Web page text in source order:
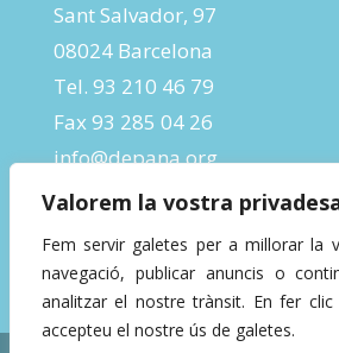
Valorem la vostra
Fem servir galetes per a millorar la
navegació, publicar anuncis o
analitzar el nostre trànsit. En fer
accepteu el nostre ús de galetes.
Sant Salvador, 97
08024 Barcelona
Tel. 93 210 46 79
Fax 93 285 04 26
info@depana.org